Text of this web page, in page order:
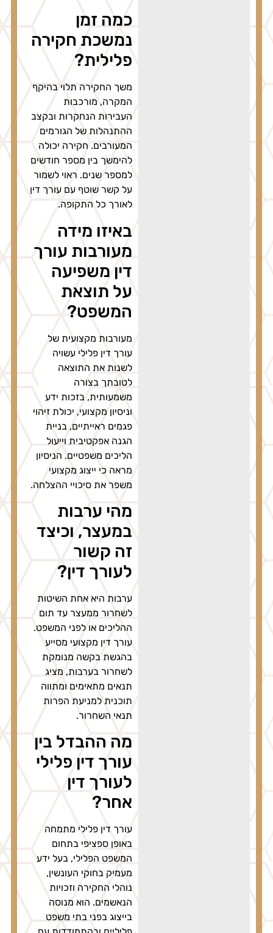
כמה זמן
נמשכת חקירה
פלילית?
משך החקירה תלוי בהיקף
המקרה, מורכבות
העבירות הנחקרות ובקצב
ההתנהלות של הגורמים
המעורבים. חקירה יכולה
להימשך בין מספר חודשים
למספר שנים. ראוי לשמור
על קשר שוטף עם עורך דין
לאורך כל התקופה.
באיזו מידה
מעורבות עורך
דין משפיעה
על תוצאת
המשפט?
מעורבות מקצועית של
עורך דין פלילי עשויה
לשנות את התוצאה
לטובתך בצורה
משמעותית, בזכות ידע
וניסיון מקצועי, יכולת זיהוי
פגמים ראייתיים, בניית
הגנה אפקטיבית וייעול
הליכים משפטיים. הניסיון
מראה כי ייצוג מקצועי
משפר את סיכויי ההצלחה.
מהי ערבות
במעצר, וכיצד
זה קשור
לעורך דין?
ערבות היא אחת השיטות
לשחרור ממעצר עד תום
ההליכים או לפני המשפט.
עורך דין מקצועי מסייע
בהגשת בקשה מנומקת
לשחרור בערבות, מציג
תנאים מתאימים ומתווה
תוכנית למניעת הפרות
תנאי השחרור.
מה ההבדל בין
עורך דין פלילי
לעורך דין
אחר?
עורך דין פלילי מתמחה
באופן ספציפי בתחום
המשפט הפלילי, בעל ידע
מעמיק בחוקי העונשין,
נוהלי החקירה וזכויות
הנאשמים. הוא מנוסה
בייצוג בפני בתי משפט